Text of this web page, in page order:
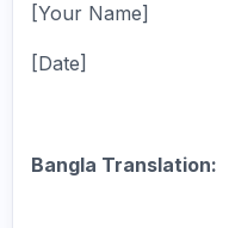
[Your Name]
[Date]
Bangla Translation: